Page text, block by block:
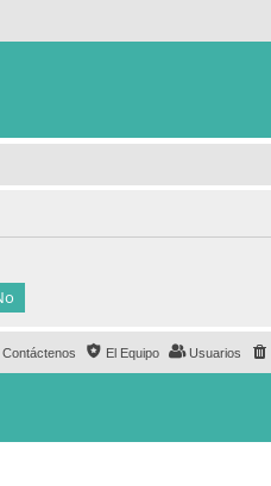
Usuarios
El Equipo
Contáctenos